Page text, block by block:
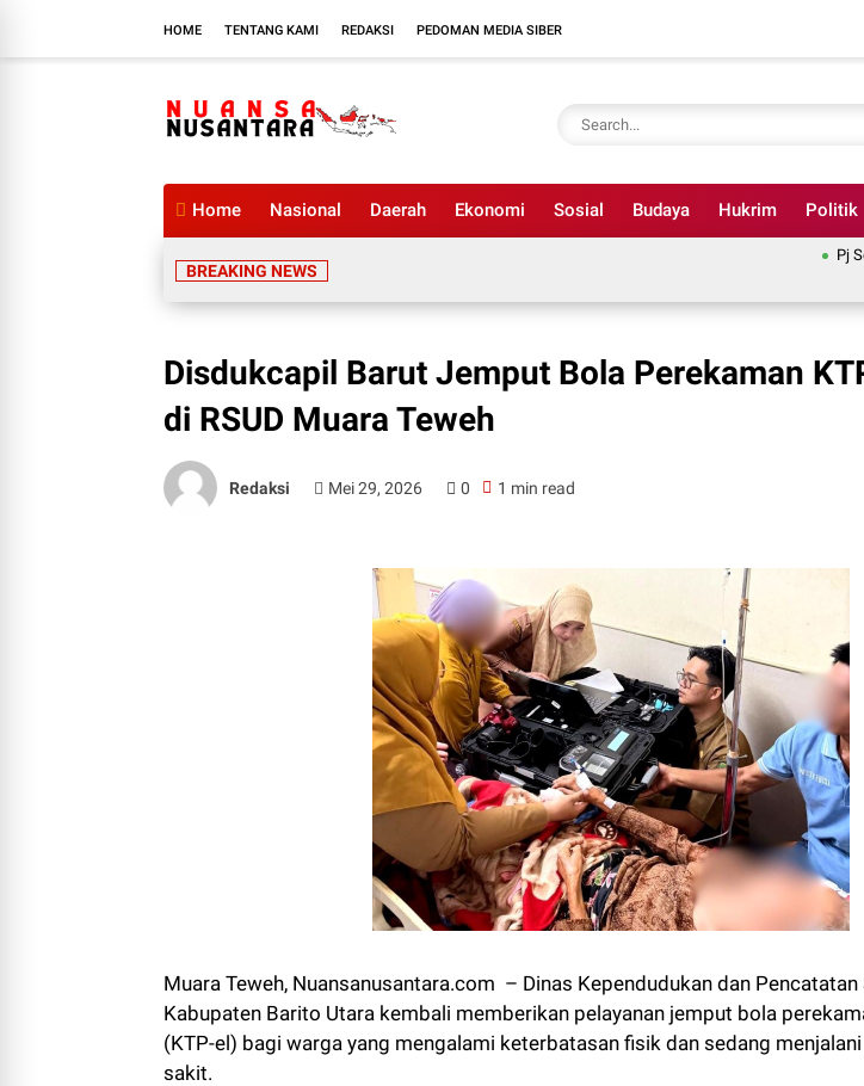
HOME TENTANG KAMI REDAKSI PEDOMAN MEDIA SIBER
Home Nasional Daerah Ekonomi Sosial Budaya Hukrim Politik
BREAKING NEWS
Pj Sekda
Disdukcapil Barut Jemput Bola Perekaman
di RSUD Muara Teweh
Redaksi Mei 29, 2026 0 1 min read
Muara Teweh, Nuansanusantara.com – Dinas Kependudukan dan
Kabupaten Barito Utara kembali memberikan pelayanan jemput bola
(KTP-el) bagi warga yang mengalami keterbatasan fisik dan sedang
sakit.